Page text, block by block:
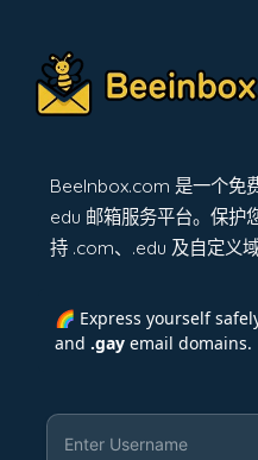
BeeInbox.com 是一个免
edu 邮箱服务平台。保护
持 .com、.edu 及自定义
🌈 Express yourself
and .gayemail domains.